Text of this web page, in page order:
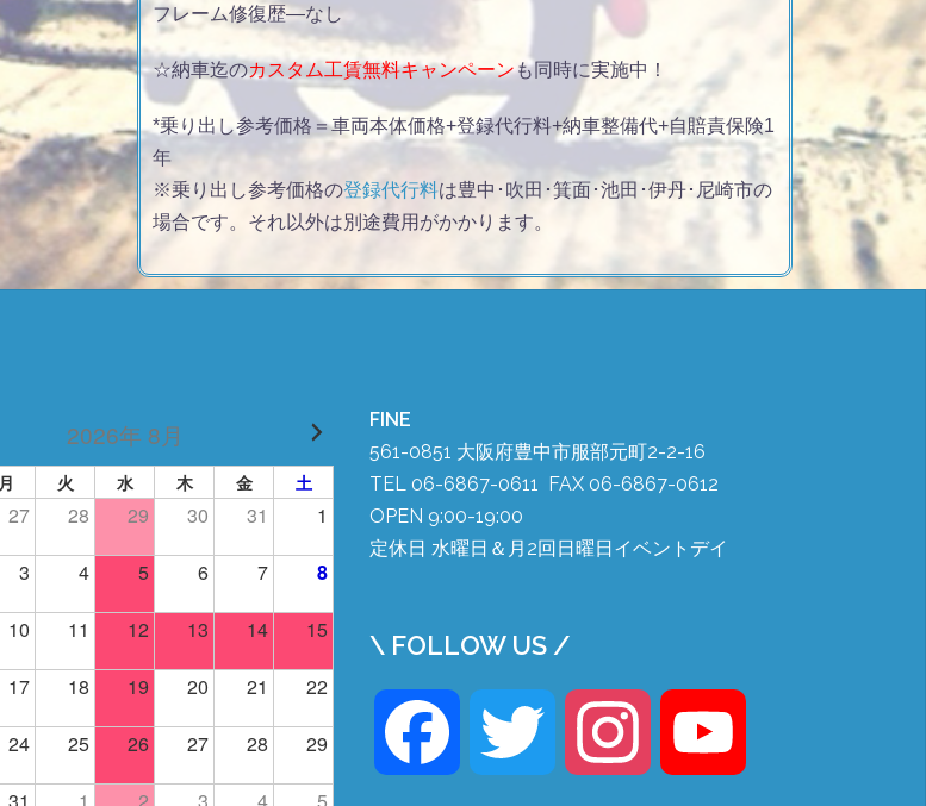
フレーム修復歴—なし
☆納車迄のカスタム工賃無料キャンペーンも同時に実施中！
*乗り出し参考価格＝車両本体価格+登録代行料+納車整備代+自賠責保険1
年
※乗り出し参考価格の登録代行料は豊中･吹田･箕面･池田･伊丹･尼崎市の
場合です。それ以外は別途費用がかかります。
2026年 8月
月 火 水 木 金 土
27 28 29 30 31 1
3 4 5 6 7 8
10 11 12 13 14 15
17 18 19 20 21 22
24 25 26 27 28 29
31 1 2 3 4 5
FINE
561-0851 大阪府豊中市服部元町2-2-16
TEL 06-6867-0611 FAX 06-6867-0612
OPEN 9:00-19:00
定休日 水曜日＆月2回日曜日イベントデイ
\ FOLLOW US /
Facebook Twitter Instagram